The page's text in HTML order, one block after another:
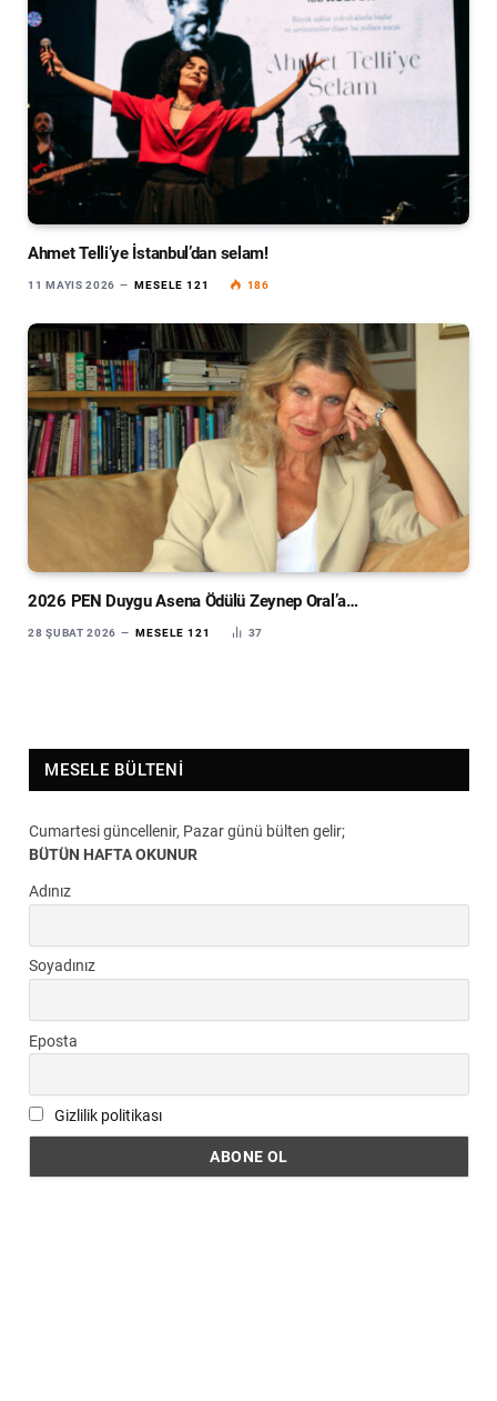
Ahmet Telli’ye İstanbul’dan selam!
11 MAYIS 2026 MESELE 121 186
2026 PEN Duygu Asena Ödülü Zeynep Oral’a…
28 ŞUBAT 2026 MESELE 121 37
MESELE BÜLTENI
Cumartesi güncellenir, Pazar günü bülten gelir;
BÜTÜN HAFTA OKUNUR
Adınız
Soyadınız
Eposta
Gizlilik politikası